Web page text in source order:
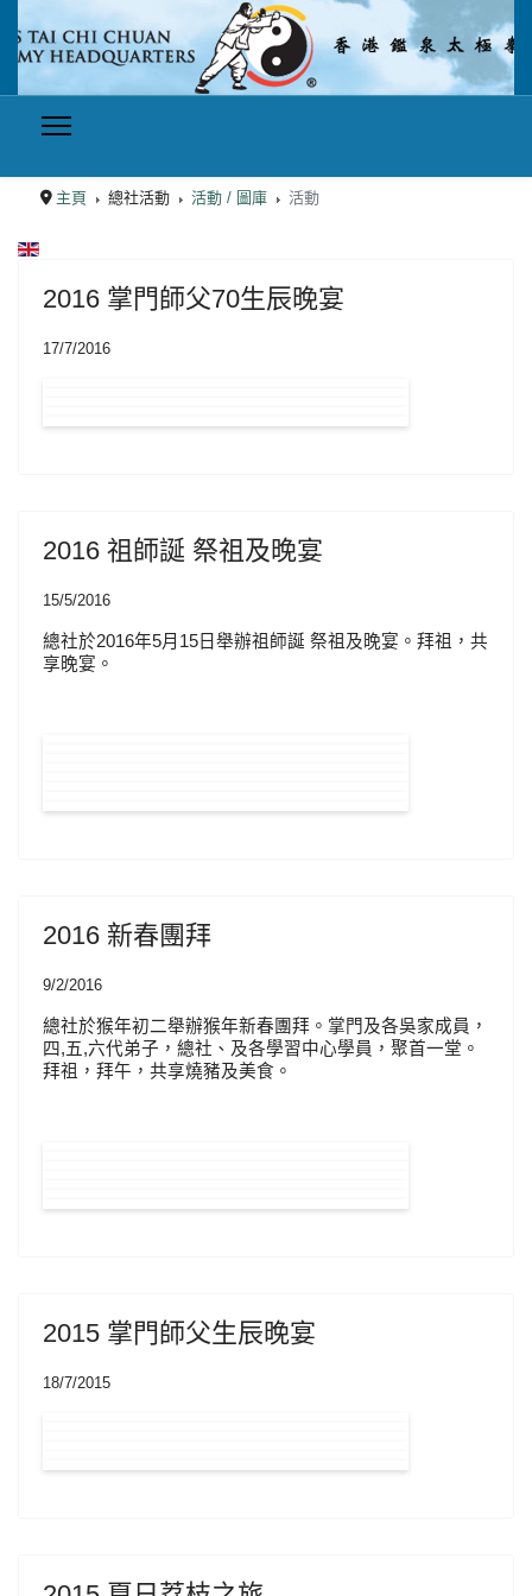
主頁 總社活動 活動 / 圖庫 活動
選擇你的語言
2016 掌門師父70生辰晚宴
17/7/2016
2016 祖師誕 祭祖及晚宴
15/5/2016
總社於2016年5月15日舉辦祖師誕 祭祖及晚宴。拜祖，共
享晚宴。
2016 新春團拜
9/2/2016
總社於猴年初二舉辦猴年新春團拜。掌門及各吳家成員，
四,五,六代弟子，總社、及各學習中心學員，聚首一堂。
拜祖，拜午，共享燒豬及美食。
2015 掌門師父生辰晚宴
18/7/2015